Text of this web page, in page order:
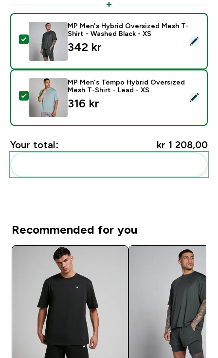
Select this product - MP Men's Hybrid Oversized
MP Men's Hybrid Oversized Mesh T-
Shirt - Washed Black - XS
342 kr‎
Select this product - MP Men's Tempo Hybrid
MP Men's Tempo Hybrid Oversized
Mesh T-Shirt - Lead - XS
316 kr‎
Your total: kr 1 208,00‎
Recommended for you